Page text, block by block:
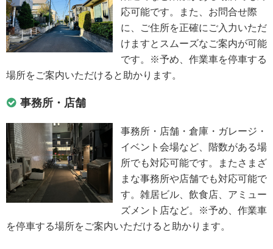
応可能です。また、お問合せ際
に、ご住所を正確にご入力いただ
けますとスムーズなご案内が可能
です。※予め、作業車を停車する
場所をご案内いただけると助かります。
事務所・店舗
事務所・店舗・倉庫・ガレージ・
イベント会場など、階数がある場
所でも対応可能です。またさまざ
まな事務所や店舗でも対応可能で
す。雑居ビル、飲食店、アミュー
ズメント店など。※予め、作業車
を停車する場所をご案内いただけると助かります。